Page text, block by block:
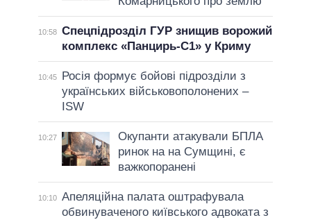
10:58 Спецпідрозділ ГУР знищив ворожий
комплекс «Панцирь-С1» у Криму
10:45
Росія формує бойові підрозділи з
українських військовополонених –
ISW
10:27
Окупанти атакували БПЛА
ринок на на Сумщині, є
важкопоранені
10:10 Апеляційна палата оштрафувала
обвинуваченого київського адвоката з